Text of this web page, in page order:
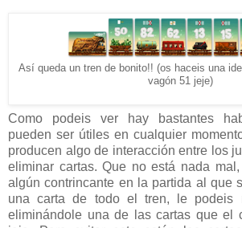
Así queda un tren de bonito!! (os haceis una
vagón 51 jeje)
Como podeis ver hay bastantes
pueden ser útiles en cualquier
producen algo de interacción entre los
eliminar cartas. Que no está nada
algún contrincante en la partida al que
una carta de todo el tren, le podeis
eliminándole una de las cartas que el